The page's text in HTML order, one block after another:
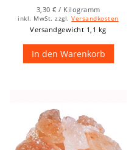
3,30 € / Kilogramm
inkl. MwSt. zzgl.Versandkosten
Versandgewicht 1,1 kg
In den Warenkorb